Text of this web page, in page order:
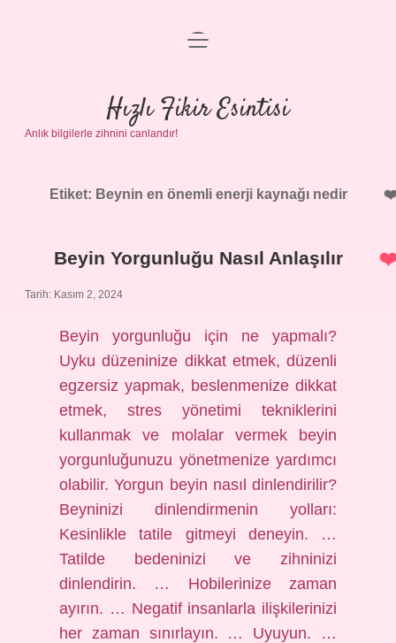
Anasayfa
Gizlilik Politikası
Yasal Uyarı
menüyü
Hızlı Fikir Esintisi
Anlık bilgilerle zihnini canlandır!
Etiket: Beynin en önemli enerji kaynağı nedir
Beyin Yorgunluğu Nasıl Anlaşılır
Tarih: Kasım 2, 2024
Beyin yorgunluğu için ne yapmalı?
Uyku düzeninize dikkat etmek, düzenli
egzersiz yapmak, beslenmenize dikkat
etmek, stres yönetimi tekniklerini
kullanmak ve molalar vermek beyin
yorgunluğunuzu yönetmenize yardımcı
olabilir. Yorgun beyin nasıl dinlendirilir?
Beyninizi dinlendirmenin yolları:
Kesinlikle tatile gitmeyi deneyin. …
Tatilde bedeninizi ve zihninizi
dinlendirin. … Hobilerinize zaman
ayırın. … Negatif insanlarla ilişkilerinizi
her zaman sınırlayın. … Uyuyun. …